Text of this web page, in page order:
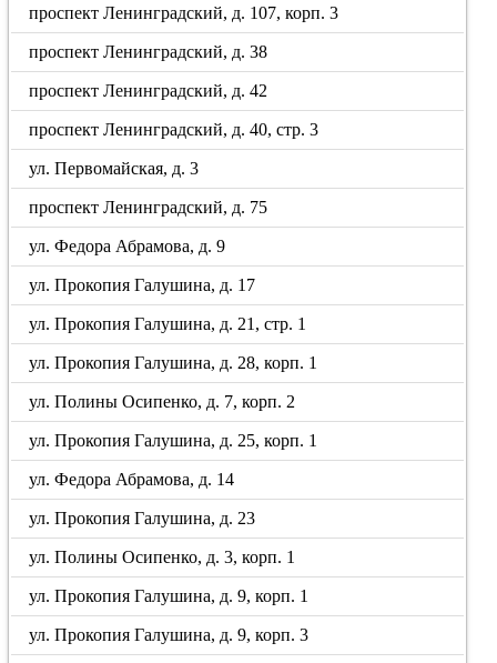
проспект Ленинградский, д. 107, корп. 3
проспект Ленинградский, д. 38
проспект Ленинградский, д. 42
проспект Ленинградский, д. 40, стр. 3
ул. Первомайская, д. 3
проспект Ленинградский, д. 75
ул. Федора Абрамова, д. 9
ул. Прокопия Галушина, д. 17
ул. Прокопия Галушина, д. 21, стр. 1
ул. Прокопия Галушина, д. 28, корп. 1
ул. Полины Осипенко, д. 7, корп. 2
ул. Прокопия Галушина, д. 25, корп. 1
ул. Федора Абрамова, д. 14
ул. Прокопия Галушина, д. 23
ул. Полины Осипенко, д. 3, корп. 1
ул. Прокопия Галушина, д. 9, корп. 1
ул. Прокопия Галушина, д. 9, корп. 3